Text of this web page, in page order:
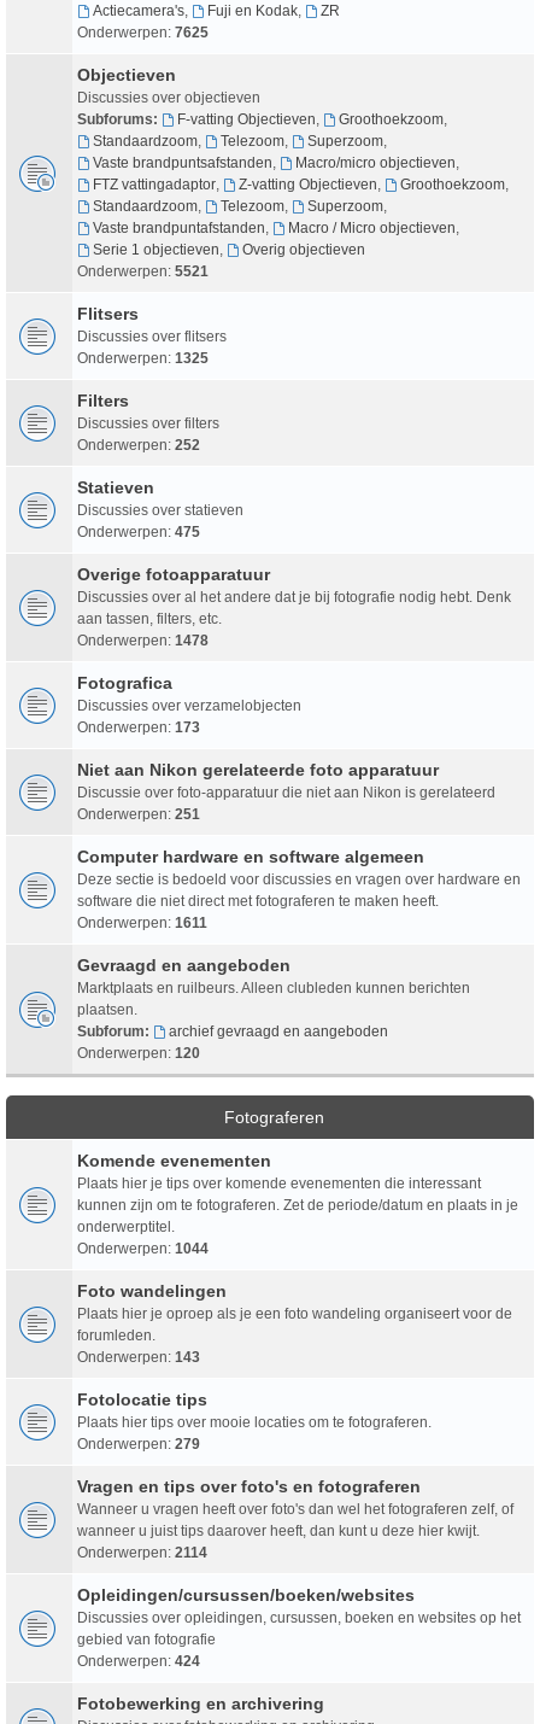
Actiecamera's, Fuji en Kodak,
ZR
Onderwerpen: 7625
Objectieven
Discussies over objectieven
Subforums:
F-vatting Objectieven Groothoekzoom,
Standaardzoom, Telezoom, Superzoom,
Vaste brandpuntsafstanden
Macro/micro objectieven
FTZ vattingadaptor, Z-vatting Objectieven Groothoekzoom,
Standaardzoom, Telezoom, Superzoom,
Vaste brandpuntafstanden
Macro / Micro objectieven
Serie 1 objectieven
Overig objectieven
Onderwerpen: 5521
Flitsers
Discussies over flitsers
Onderwerpen: 1325
Filters
Discussies over filters
Onderwerpen: 252
Statieven
Discussies over statieven
Onderwerpen: 475
Overige fotoapparatuur
Discussies over al het andere dat je bij fotografie nodig hebt. Denk
aan tassen, filters, etc.
Onderwerpen: 1478
Fotografica
Discussies over verzamelobjecten
Onderwerpen: 173
Niet aan Nikon gerelateerde foto apparatuur
Discussie over foto-apparatuur die niet aan Nikon is gerelateerd
Onderwerpen: 251
Computer hardware en software algemeen
Deze sectie is bedoeld voor discussies en vragen over hardware en
software die niet direct met fotograferen te maken heeft.
Onderwerpen: 1611
Gevraagd en aangeboden
Marktplaats en ruilbeurs. Alleen clubleden kunnen berichten
plaatsen.
Subforum:
archief gevraagd en aangeboden
Onderwerpen: 120
Fotograferen
Komende evenementen
Plaats hier je tips over komende evenementen die interessant
kunnen zijn om te fotograferen. Zet de periode/datum en plaats in je
onderwerptitel.
Onderwerpen: 1044
Foto wandelingen
Plaats hier je oproep als je een foto wandeling organiseert voor de
forumleden.
Onderwerpen: 143
Fotolocatie tips
Plaats hier tips over mooie locaties om te fotograferen.
Onderwerpen: 279
Vragen en tips over foto's en fotograferen
Wanneer u vragen heeft over foto's dan wel het fotograferen zelf, of
wanneer u juist tips daarover heeft, dan kunt u deze hier kwijt.
Onderwerpen: 2114
Opleidingen/cursussen/boeken/websites
Discussies over opleidingen, cursussen, boeken en websites op het
gebied van fotografie
Onderwerpen: 424
Fotobewerking en archivering